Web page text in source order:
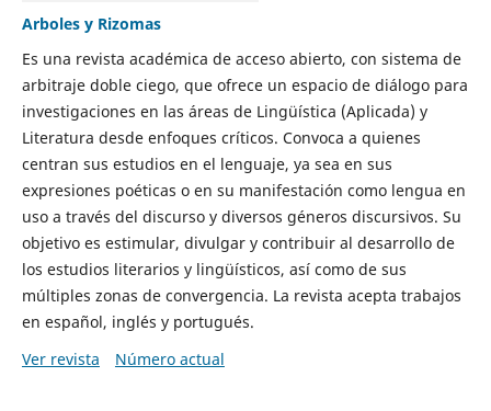
Arboles y Rizomas
Es una revista académica de acceso abierto, con sistema de
arbitraje doble ciego, que ofrece un espacio de diálogo para
investigaciones en las áreas de Lingüística (Aplicada) y
Literatura desde enfoques críticos. Convoca a quienes
centran sus estudios en el lenguaje, ya sea en sus
expresiones poéticas o en su manifestación como lengua en
uso a través del discurso y diversos géneros discursivos. Su
objetivo es estimular, divulgar y contribuir al desarrollo de
los estudios literarios y lingüísticos, así como de sus
múltiples zonas de convergencia. La revista acepta trabajos
en español, inglés y portugués.
Ver revista
Número actual